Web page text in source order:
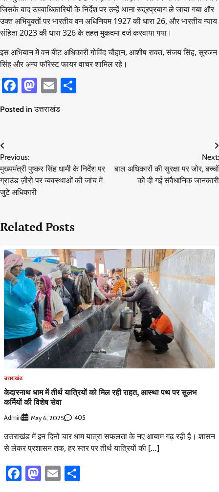
जिसके बाद उच्चाधिकारियों के निर्देश पर उन्हें थाना रुद्रप्रयाग ले जाया गया और
उक्त अभियुक्तों पर भारतीय वन अधिनियम 1927 की धारा 26, और भारतीय न्याय
संहिता 2023 की धारा 326 के तहत मुकदमा दर्ज करवाया गया।
इस अभियान में वन बीट अधिकारी गोविंद चौहान, आशीष रावत, संजय सिंह, सुरजन
सिंह और अन्य फॉरेस्ट फायर वाचर शामिल रहे।
Facebook
Mastodon
Email
Posted inउत्तराखंड
Post
navigation
Previous:
मुख्यमंत्री पुष्कर सिंह धामी के निर्देश पर
ग्राउंड ज़ीरो पर व्यवस्थाओं की जांच में
जुटे अधिकारी
Next:
बाल अधिकारों की सुरक्षा पर जोर, बच्चों
को दी गई संवैधानिक जानकारी
Related Posts
उत्तराखंड
केदारनाथ धाम में तीर्थ यात्रियों को मिल रही राहत, आस्था पथ पर सुलभ
कर्मियों की विशेष सेवा
Admin May 6, 2025 405
उत्तराखंड में इन दिनों चार धाम यात्रा सफलता के नए आयाम गढ़ रही है। शासन
से लेकर प्रशासन तक, हर स्तर पर तीर्थ यात्रियों की […]
Facebook
Mastodon
Email